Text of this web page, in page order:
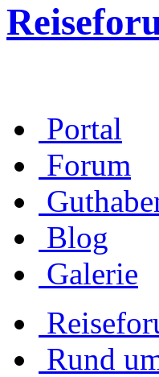
Portal
Forum
Blog
Galerie
Rund